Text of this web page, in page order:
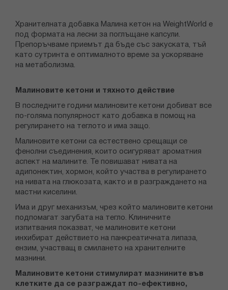
Хранителната добавка Малина кетон на WeightWorld е
под формата на лесни за поглъщане капсули.
Препоръчваме приемът да бъде със закуската, тъй
като сутринта е оптималното време за ускоряване
на метаболизма.
Малиновите кетони и тяхното действие
В последните години малиновите кетони добиват все
по-голяма популярност като добавка в помощ на
регулирането на теглото и има защо.
Малиновите кетони са естествено срещащи се
фенолни съединения, които осигуряват ароматния
аспект на малините. Те повишават нивата на
адипонектин, хормон, който участва в регулирането
на нивата на глюкозата, както и в разграждането на
мастни киселини.
Има и друг механизъм, чрез който малиновите кетони
подпомагат загубата на тегло. Клиничните
изпитвания показват, че малиновите кетони
инхибират действието на панкреатичната липаза,
ензим, участващ в смилането на хранителните
мазнини.
Малиновите кетони стимулират мазнините във
клетките да се разграждат по-ефективно,